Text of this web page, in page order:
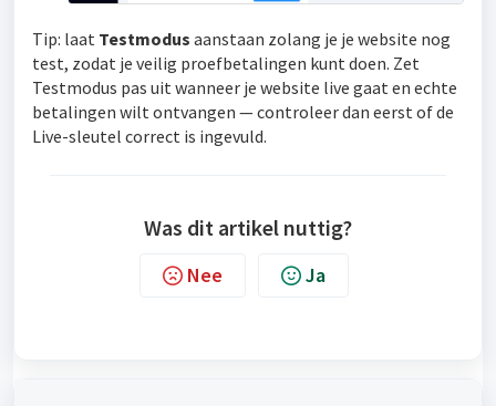
Tip: laat Testmodus aanstaan zolang je je website nog
test, zodat je veilig proefbetalingen kunt doen. Zet
Testmodus pas uit wanneer je website live gaat en echte
betalingen wilt ontvangen — controleer dan eerst of de
Live-sleutel correct is ingevuld.
Was dit artikel nuttig?
Nee Ja